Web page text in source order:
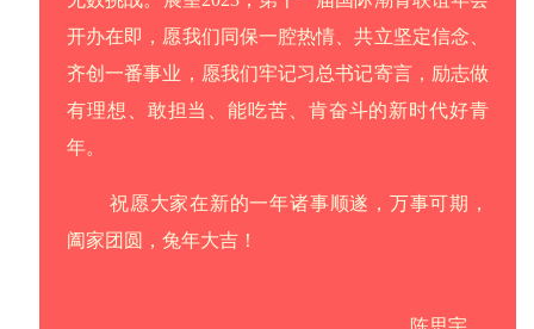
开办在即，愿我们同保一腔热情、共立坚定信念、
齐创一番事业，愿我们牢记习总书记寄言，励志做
有理想、敢担当、能吃苦、肯奋斗的新时代好青
年。
祝愿大家在新的一年诸事顺遂，万事可期，
阖家团圆，兔年大吉！